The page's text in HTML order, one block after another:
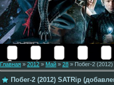
Главная » 2012 » Май » 28 » Побег-2
Побег-2 (2012) SATRip